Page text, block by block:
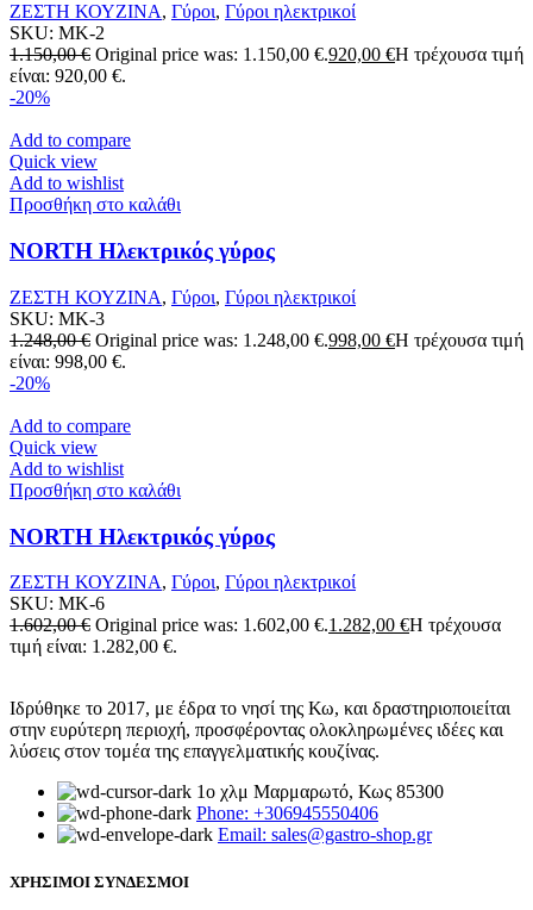
ΖΕΣΤΗ ΚΟΥΖΙΝΑ, Γύροι, Γύροι ηλεκτρικοί
SKU: MK-2
1.150,00€ Original price was: 1.150,00 €.920,00 €Η τρέχουσα τιμή
είναι: 920,00 €.
-20%
Add to compare
Quick view
Add to wishlist
Προσθήκη στο καλάθι
NORTH Ηλεκτρικός γύρος
ΖΕΣΤΗ ΚΟΥΖΙΝΑ, Γύροι, Γύροι ηλεκτρικοί
SKU: MK-3
1.248,00€ Original price was: 1.248,00 €.998,00 €Η τρέχουσα τιμή
είναι: 998,00 €.
-20%
Add to compare
Quick view
Add to wishlist
Προσθήκη στο καλάθι
NORTH Ηλεκτρικός γύρος
ΖΕΣΤΗ ΚΟΥΖΙΝΑ, Γύροι, Γύροι ηλεκτρικοί
SKU: MK-6
1.602,00€ Original price was: 1.602,00 €.1.282,00 €Η τρέχουσα
τιμή είναι: 1.282,00 €.
Ιδρύθηκε το 2017, με έδρα το νησί της Κω, και δραστηριοποιείται
στην ευρύτερη περιοχή, προσφέροντας ολοκληρωμένες ιδέες και
λύσεις στον τομέα της επαγγελματικής κουζίνας.
1ο χλμ Μαρμαρωτό, Κως 85300
Phone: +306945550406
Email: sales@gastro-shop.gr
ΧΡΗΣΙΜΟΙ ΣΥΝΔΕΣΜΟΙ